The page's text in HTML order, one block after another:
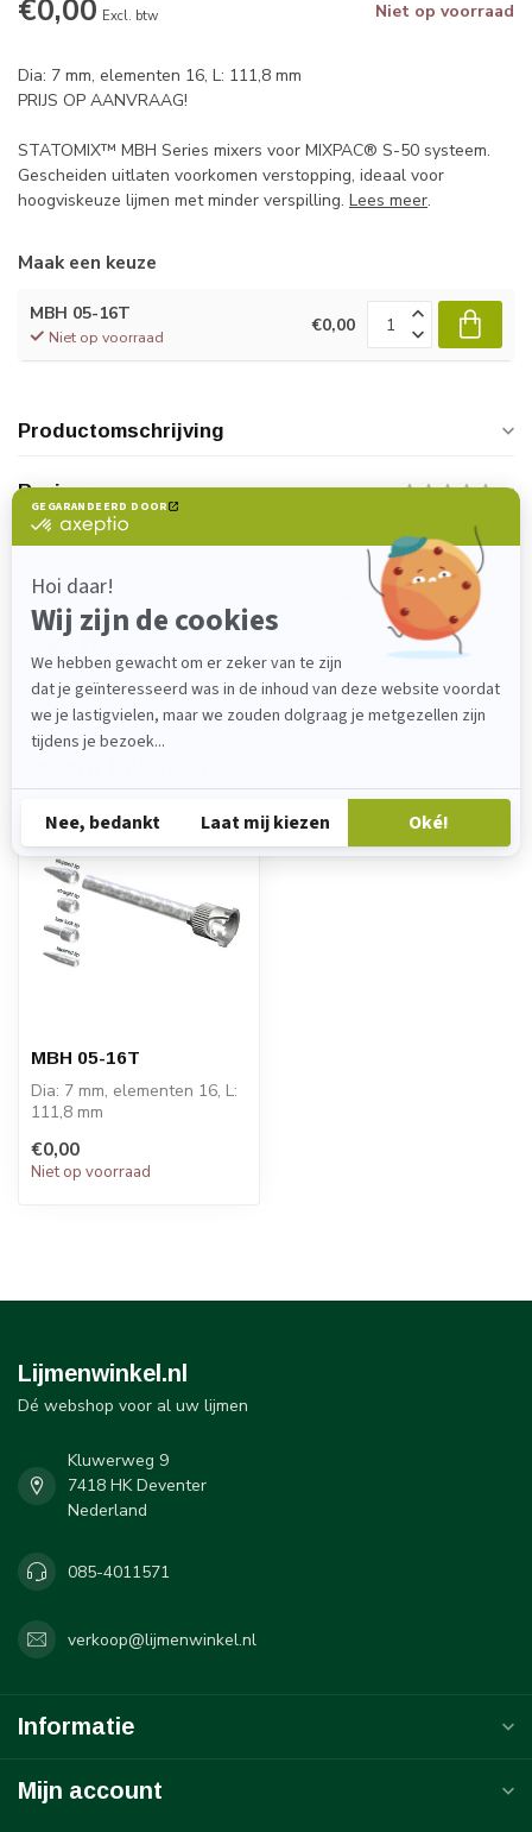
€0,00 Excl. btw Niet op voorraad
Dia: 7 mm, elementen 16, L: 111,8 mm
PRIJS OP AANVRAAG!
STATOMIX™ MBH Series mixers voor MIXPAC® S-50 systeem.
Gescheiden uitlaten voorkomen verstopping, ideaal voor
hoogviskeuze lijmen met minder verspilling. Lees meer.
Maak een keuze
MBH 05-16T
Niet op voorraad
€0,00
Productomschrijving
Reviews
Heeft u vragen over dit product?
Neem gerust contact op met onze
verkoop@lijmenwinkel.nl
of+31 (0)85 4011571 . Wij helpen u graag!
MBH 05-16T
Dia: 7 mm, elementen 16, L:
111,8 mm
STATOMIX™ MBH Serie...
€0,00
Niet op voorraad
Lijmenwinkel.nl
Dé webshop voor al uw lijmen
Kluwerweg 9
7418 HK Deventer
Nederland
085-4011571
verkoop@lijmenwinkel.nl
Informatie
Mijn account